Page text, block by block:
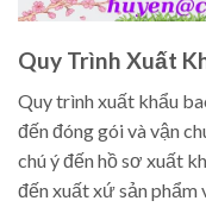
Quy Trình Xuất
Quy trình xuất khẩu
đến đóng gói và vận
chú ý đến hồ sơ xuất
đến xuất xứ sản